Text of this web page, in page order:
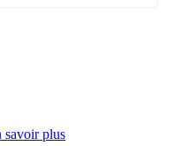
savoir plus